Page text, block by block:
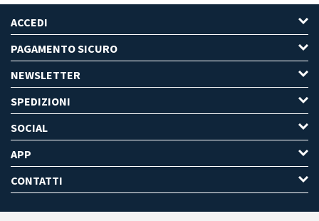
ACCEDI
PAGAMENTO SICURO
NEWSLETTER
SPEDIZIONI
SOCIAL
APP
CONTATTI